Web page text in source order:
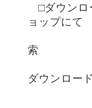
□ダウンロ
ョップにて
索
ダウンロー